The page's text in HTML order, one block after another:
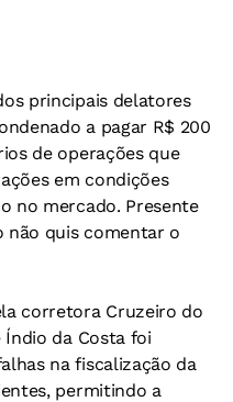
principais delatores
a pagar R$ 200
de operações que
em condições
no mercado. Presente
não quis comentar o
corretora Cruzeiro do
Índio da Costa foi
na fiscalização da
permitindo a